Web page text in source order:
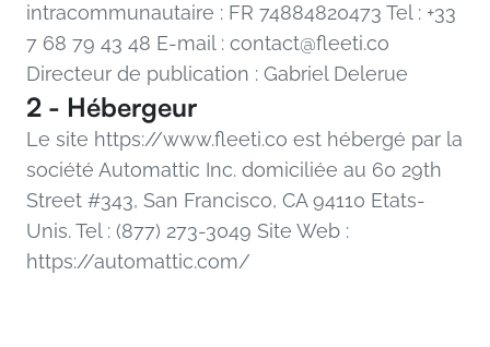
intracommunautaire : FR 74884820473 Tel : +33
7 68 79 43 48 E-mail : contact@fleeti.co ‍
Directeur de publication : Gabriel Delerue
2 - Hébergeur
Le site https://www.fleeti.co est hébergé par la
société Automattic Inc. domiciliée au 60 29th
Street #343, San Francisco, CA 94110 Etats-
Unis. Tel : (877) 273-3049 Site Web :
https://automattic.com/